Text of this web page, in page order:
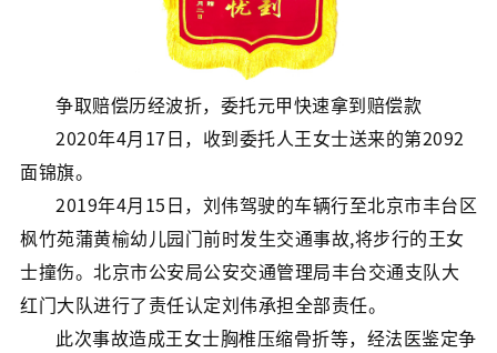
争取赔偿历经波折，委托元甲快速拿到赔偿款
2020年4月17日，收到委托人王女士送来的第2092
面锦旗。
2019年4月15日，刘伟驾驶的车辆行至北京市丰台区
枫竹苑蒲黄榆幼儿园门前时发生交通事故,将步行的王女
士撞伤。北京市公安局公安交通管理局丰台交通支队大
红门大队进行了责任认定刘伟承担全部责任。
此次事故造成王女士胸椎压缩骨折等，经法医鉴定争